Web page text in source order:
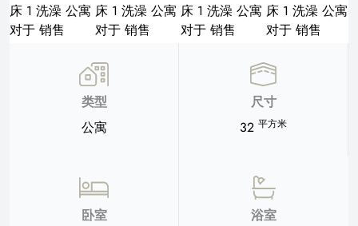
类型
公寓
尺寸
32 平方米
卧室
浴室